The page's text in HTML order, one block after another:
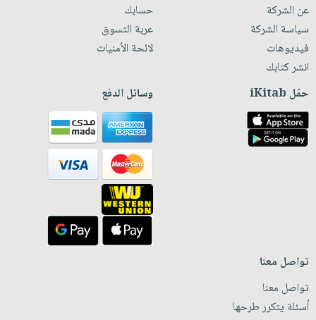
عن الشركة
سياسة الشركة
فيديوهات
انشر كتابك
حسابك
عربة التسوق
لائحة الأمنيات
حمّل iKitab وسائل الدفع
تواصل معنا
تواصل معنا
أسئلة يتكرر طرحها